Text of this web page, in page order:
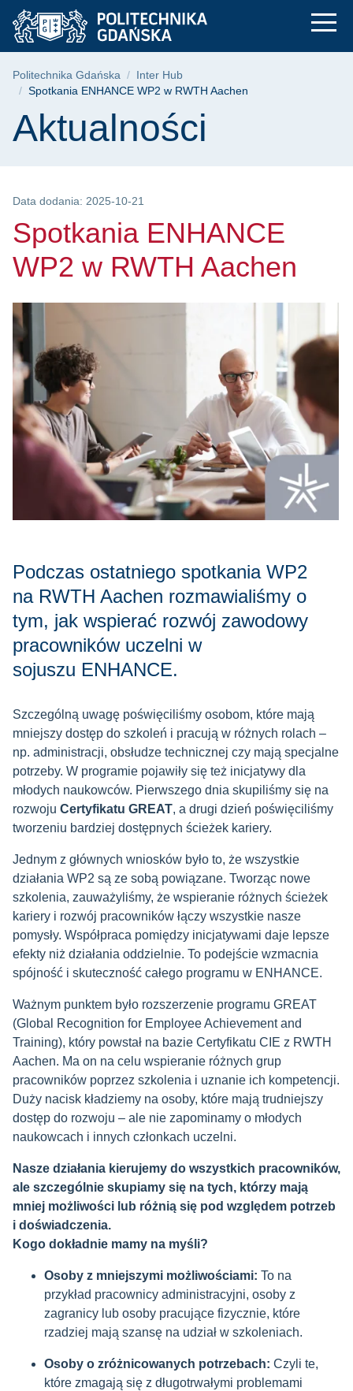
Przejdź
do
menu
Przejdź
do
wyszukiwarki
Przejdź
do
treści
Spotkania
Ścieżka nawigacyjna
Politechnika Gdańska
Inter Hub
Spotkania ENHANCE WP2 w RWTH Aachen
Treść strony
Aktualności
Data dodania: 2025-10-21
Spotkania ENHANCE
WP2 w RWTH Aachen
Podczas ostatniego spotkania WP2
na RWTH Aachen rozmawialiśmy o
tym, jak wspierać rozwój zawodowy
pracowników uczelni w
sojuszu ENHANCE.
Szczególną uwagę poświęciliśmy osobom, które mają
mniejszy dostęp do szkoleń i pracują w różnych rolach –
np. administracji, obsłudze technicznej czy mają specjalne
potrzeby. W programie pojawiły się też inicjatywy dla
młodych naukowców. Pierwszego dnia skupiliśmy się na
rozwoju Certyfikatu GREAT, a drugi dzień poświęciliśmy
tworzeniu bardziej dostępnych ścieżek kariery.
Jednym z głównych wniosków było to, że wszystkie
działania WP2 są ze sobą powiązane. Tworząc nowe
szkolenia, zauważyliśmy, że wspieranie różnych ścieżek
kariery i rozwój pracowników łączy wszystkie nasze
pomysły. Współpraca pomiędzy inicjatywami daje lepsze
efekty niż działania oddzielnie. To podejście wzmacnia
spójność i skuteczność całego programu w ENHANCE.
Ważnym punktem było rozszerzenie programu GREAT
(Global Recognition for Employee Achievement and
Training), który powstał na bazie Certyfikatu CIE z RWTH
Aachen. Ma on na celu wspieranie różnych grup
pracowników poprzez szkolenia i uznanie ich kompetencji.
Duży nacisk kładziemy na osoby, które mają trudniejszy
dostęp do rozwoju – ale nie zapominamy o młodych
naukowcach i innych członkach uczelni.
Nasze działania kierujemy do wszystkich pracowników,
ale szczególnie skupiamy się na tych, którzy mają
mniej możliwości lub różnią się pod względem potrzeb
i doświadczenia.
Kogo dokładnie mamy na myśli?
Osoby z mniejszymi możliwościami: To na
przykład pracownicy administracyjni, osoby z
zagranicy lub osoby pracujące fizycznie, które
rzadziej mają szansę na udział w szkoleniach.
Osoby o zróżnicowanych potrzebach: Czyli te,
które zmagają się z długotrwałymi problemami